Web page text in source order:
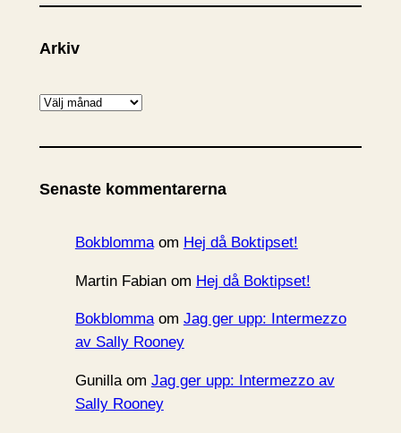
Arkiv
A
k
v
Senaste kommentarerna
Bokblommaom Hej då Boktipset!
Martin Fabianom Hej då Boktipset!
Bokblommaom Jag ger upp: Intermezzo
av Sally Rooney
Gunillaom Jag ger upp: Intermezzo av
Sally Rooney